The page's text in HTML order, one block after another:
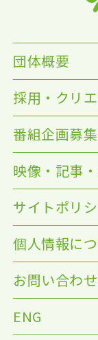
団体概要
採用・クリ
番組企画募集
映像・記事
サイトポリ
個人情報に
お問い合わせ
ENG